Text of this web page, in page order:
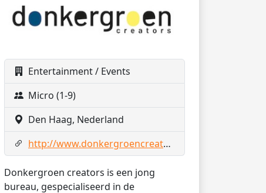
Entertainment / Events
Micro (1-9)
Den Haag, Nederland
http://www.donkergroencreators.nl
Donkergroen creators is een jong
bureau, gespecialiseerd in de